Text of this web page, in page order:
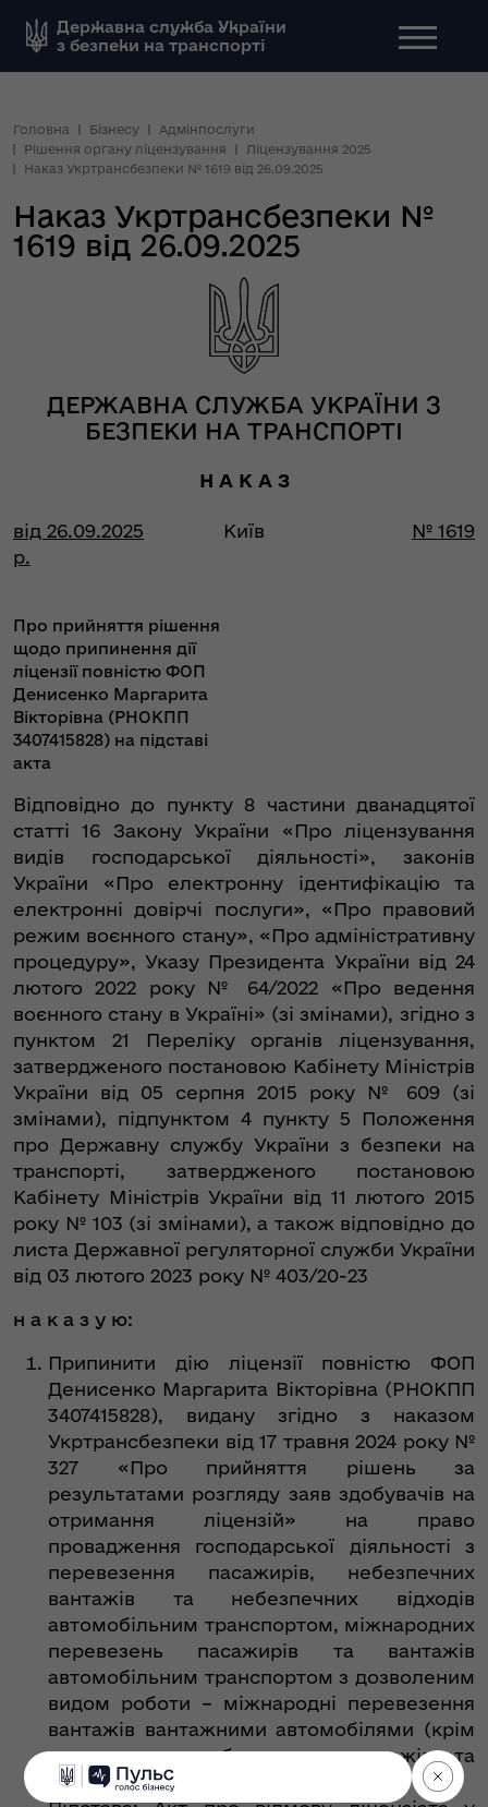
Державна служба України
з безпеки на транспорті
Головна Бізнесу
Адмінпослуги
Рішення органу ліцензування
Ліцензування 2025
Наказ Укртрансбезпеки № 1619 від 26.09.2025
Наказ Укртрансбезпеки №
1619 від 26.09.2025
ДЕРЖАВНА СЛУЖБА УКРАЇНИ З
БЕЗПЕКИ НА ТРАНСПОРТІ
Н А К А З
від 26.09.2025
р.
Київ № 1619
Про прийняття рішення
щодо припинення дії
ліцензії повністю ФОП
Денисенко Маргарита
Вікторівна (РНОКПП
3407415828) на підставі
акта
Відповідно до пункту 8 частини дванадцятої
статті 16 Закону України «Про ліцензування
видів господарської діяльності», законів
України «Про електронну ідентифікацію та
електронні довірчі послуги», «Про правовий
режим воєнного стану», «Про адміністративну
процедуру», Указу Президента України від 24
лютого 2022 року № 64/2022 «Про ведення
воєнного стану в Україні» (зі змінами), згідно з
пунктом 21 Переліку органів ліцензування,
затвердженого постановою Кабінету Міністрів
України від 05 серпня 2015 року № 609 (зі
змінами), підпунктом 4 пункту 5 Положення
про Державну службу України з безпеки на
транспорті, затвердженого постановою
Кабінету Міністрів України від 11 лютого 2015
року № 103 (зі змінами), а також відповідно до
листа Державної регуляторної служби України
від 03 лютого 2023 року № 403/20-23
н а к а з у ю:
Припинити дію ліцензії повністю ФОП
Денисенко Маргарита Вікторівна (РНОКПП
3407415828), видану згідно з наказом
Укртрансбезпеки від 17 травня 2024 року №
327 «Про прийняття рішень за
результатами розгляду заяв здобувачів на
отримання ліцензій» на право
провадження господарської діяльності з
перевезення пасажирів, небезпечних
вантажів та небезпечних відходів
автомобільним транспортом, міжнародних
перевезень пасажирів та вантажів
автомобільним транспортом з дозволеним
видом роботи – міжнародні перевезення
вантажів вантажними автомобілями (крім
перевезення небезпечних вантажів та
небезпечних відходів).